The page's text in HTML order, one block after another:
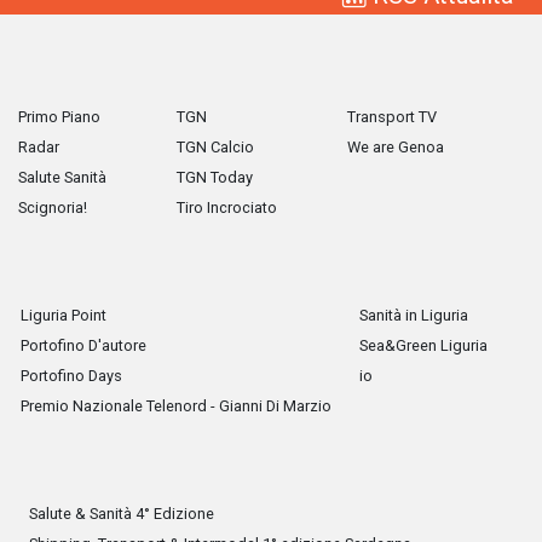
Primo Piano
Radar
Salute Sanità
Scignoria!
TGN
TGN Calcio
TGN Today
Tiro Incrociato
Transport TV
We are Genoa
Liguria Point
Portofino D'autore
Portofino Days
Premio Nazionale Telenord - Gianni Di Marzio
Sanità in Liguria
Sea&Green Liguria
io
Salute & Sanità 4° Edizione